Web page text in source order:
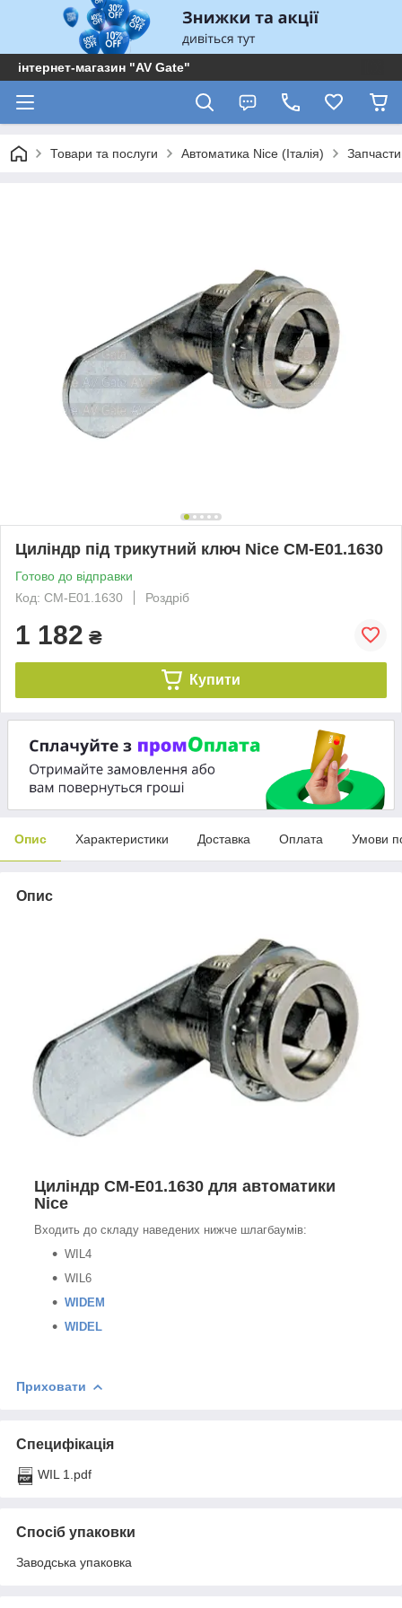
інтернет-магазин "AV Gate"
Товари та послуги Автоматика Nice (Італія)
Циліндр під трикутний ключ Nice CM-E01.1630
Готово до відправки
Код: CM-E01.1630
Роздріб
1 182 ₴
Купити
Опис Характеристики Доставка Оплата Умови
Опис
Циліндр CM-E01.1630 для автоматики
Nice
Входить до складу наведених нижче шлагбаумів:
WIL4
WIL6
WIDEM
WIDEL
Приховати
Специфікація
WIL 1.pdf
Спосіб упаковки
Заводська упаковка